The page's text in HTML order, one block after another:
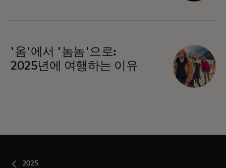
'옴'에서 '놈놈'으로:
2025년에 여행하는 이유
2025